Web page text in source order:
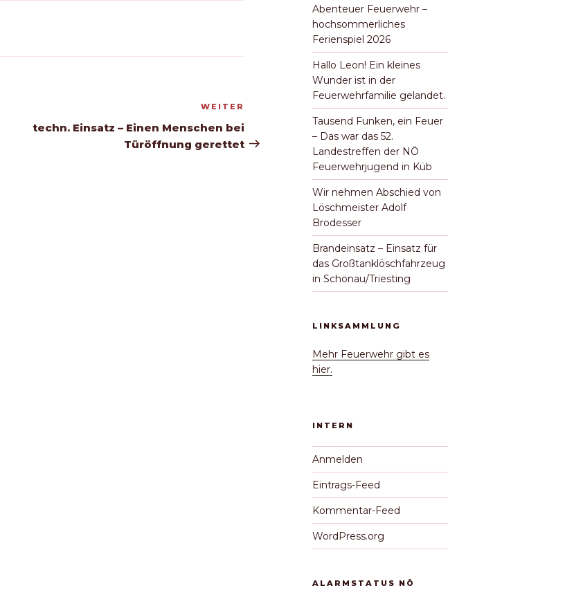
Beitrag
WEITER
techn. Einsatz – Einen Menschen bei
Türöffnung gerettet
Abenteuer Feuerwehr –
hochsommerliches
Ferienspiel 2026
Hallo Leon! Ein kleines
Wunder ist in der
Feuerwehrfamilie gelandet.
Tausend Funken, ein Feuer
– Das war das 52.
Landestreffen der NÖ
Feuerwehrjugend in Küb
Wir nehmen Abschied von
Löschmeister Adolf
Brodesser
Brandeinsatz – Einsatz für
das Großtanklöschfahrzeug
in Schönau/Triesting
LINKSAMMLUNG
Mehr Feuerwehr gibt es
hier.
INTERN
Anmelden
Eintrags-Feed
Kommentar-Feed
WordPress.org
ALARMSTATUS NÖ